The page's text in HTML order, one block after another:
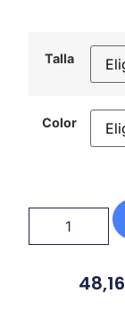
Talla
Color
48,16